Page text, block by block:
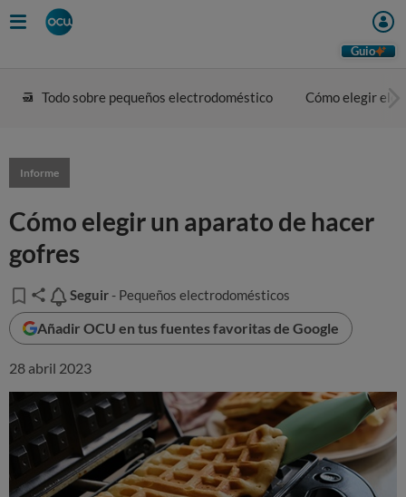
Guio
Todo sobre pequeños electrodoméstico Cómo elegir
Informe
Cómo elegir un aparato de hacer
gofres
Seguir
Seguir - Pequeños electrodomésticos
Añadir OCU en tus fuentes favoritas de Google
28 abril 2023